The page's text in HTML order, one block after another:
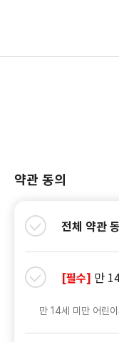
약관 동의
전체 약관
[필수] 만
만 14세 미만 어린